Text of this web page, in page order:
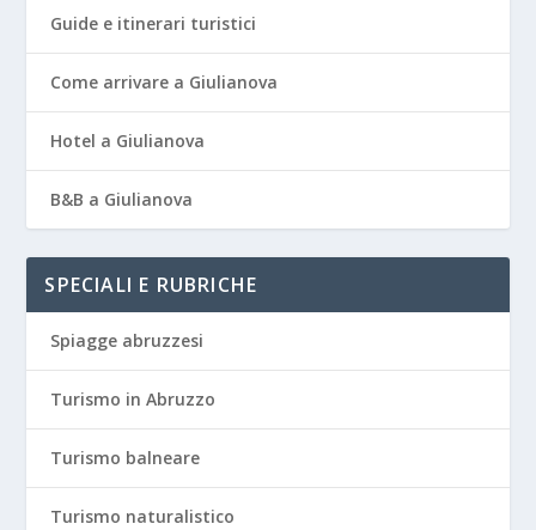
Guide e itinerari turistici
Come arrivare a Giulianova
Hotel a Giulianova
B&B a Giulianova
SPECIALI E RUBRICHE
Spiagge abruzzesi
Turismo in Abruzzo
Turismo balneare
Turismo naturalistico